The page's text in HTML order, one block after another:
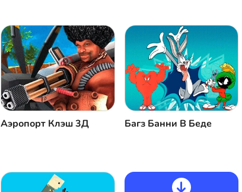
Аэропорт Клэш 3Д Багз Банни В Беде